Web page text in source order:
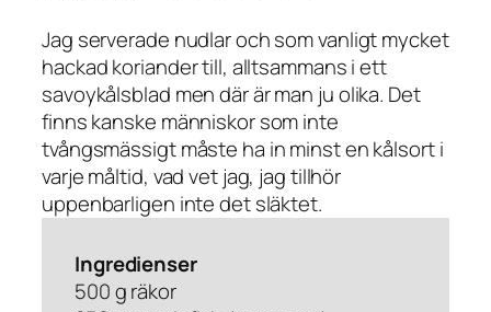
Jag serverade nudlar och som vanligt mycket
hackad koriander till, alltsammans i ett
savoykålsblad men där är man ju olika. Det
finns kanske människor som inte
tvångsmässigt måste ha in minst en kålsort i
varje måltid, vad vet jag, jag tillhör
uppenbarligen inte det släktet.
Ingredienser
500 g räkor